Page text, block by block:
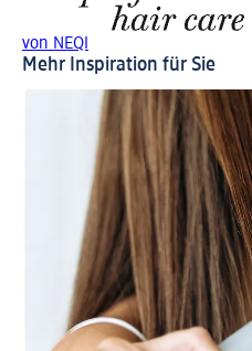
von NEQI
Mehr Inspiration für Sie